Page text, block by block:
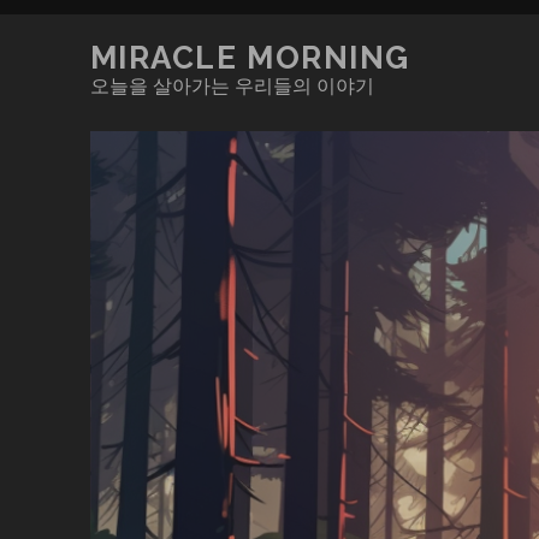
MIRACLE MORNING
오늘을 살아가는 우리들의 이야기